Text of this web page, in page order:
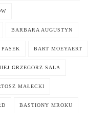
BARBARA AUGUSTYN
BART MOEYAERT
GRZEGORZ SALA
MAŁECKI
BASTIONY MROKU